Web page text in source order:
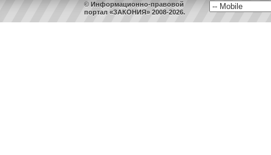
© Информационно-правовой
портал «ЗАКОНИЯ» 2008-2026.